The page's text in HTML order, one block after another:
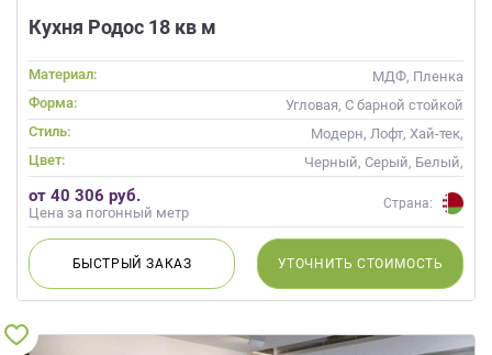
Кухня Родос 18 кв м
Материал:
МДФ, Пленка
Форма:
Угловая, С барной стойкой
Стиль:
Модерн, Лофт, Хай-тек,
Современные
Цвет:
Черный, Серый, Белый,
Слоновая кость, Кремовый,
Белый верх темный низ
от 40 306 руб.
Цена за погонный метр
Страна:
БЫСТРЫЙЗАКАЗ УТОЧНИТЬ СТОИМОСТЬ